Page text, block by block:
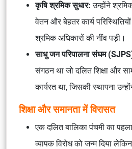
कृषि श्रमिक सुधार: उन्होंने
वेतन और बेहतर कार्य
श्रमिक अधिकारों की नींव पड़ी।
साधु जन परिपालना संघम
संगठन था जो दलित शिक्षा और
कार्यरत था, जिसकी स्थापना
शिक्षा और समानता में विरासत
एक दलित बालिका पंचमी का
व्यापक विरोध को जन्म दिया